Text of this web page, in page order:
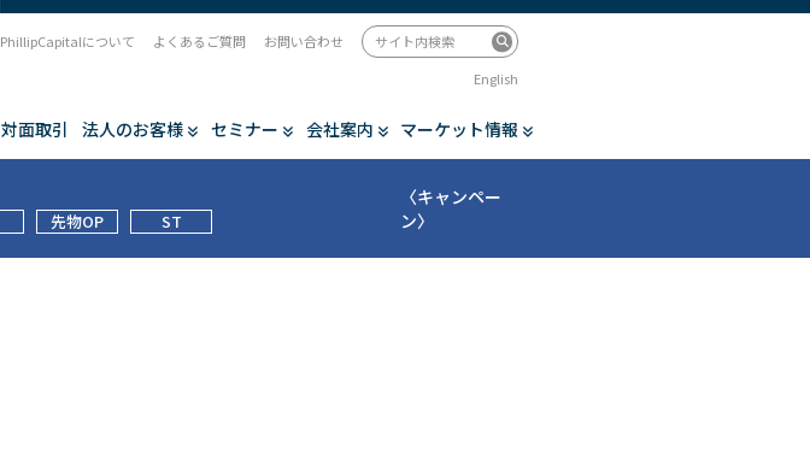
対面取引 法人のお客様 セミナー 会社案内 マーケット情報
PhillipCapitalについて よくあるご質問
お問い合わせ
English
先物OP ST
〈キャンペー
ン〉